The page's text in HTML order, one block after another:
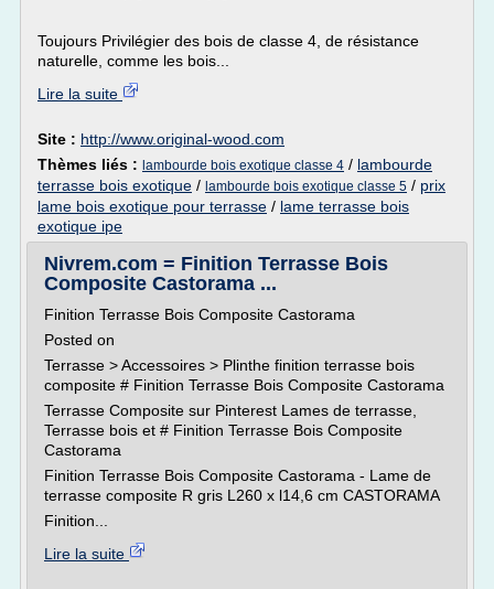
Toujours Privilégier des bois de classe 4, de résistance
naturelle, comme les bois...
Lire la suite
Site : http://www.original-wood.com
Thèmes liés : lambourde bois exotique classe 4 / lambourde
terrasse bois exotique / lambourde bois exotique classe 5 / prix
lame bois exotique pour terrasse / lame terrasse bois
exotique ipe
Nivrem.com = Finition Terrasse Bois
Composite Castorama ...
Finition Terrasse Bois Composite Castorama
Posted on
Terrasse > Accessoires > Plinthe finition terrasse bois
composite # Finition Terrasse Bois Composite Castorama
Terrasse Composite sur Pinterest Lames de terrasse,
Terrasse bois et # Finition Terrasse Bois Composite
Castorama
Finition Terrasse Bois Composite Castorama - Lame de
terrasse composite R gris L260 x l14,6 cm CASTORAMA
Finition...
Lire la suite